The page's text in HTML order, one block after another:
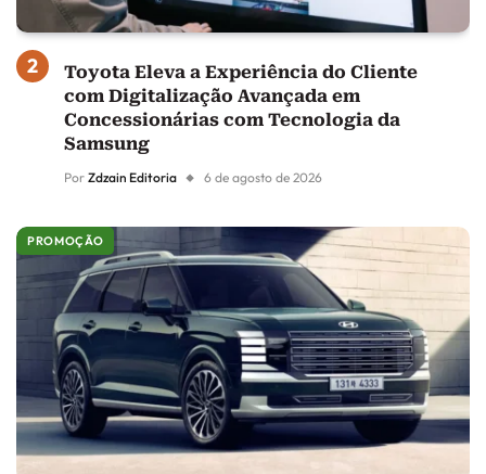
Toyota Eleva a Experiência do Cliente
com Digitalização Avançada em
Concessionárias com Tecnologia da
Samsung
Por Zdzain Editoria 6 de agosto de 2026
PROMOÇÃO